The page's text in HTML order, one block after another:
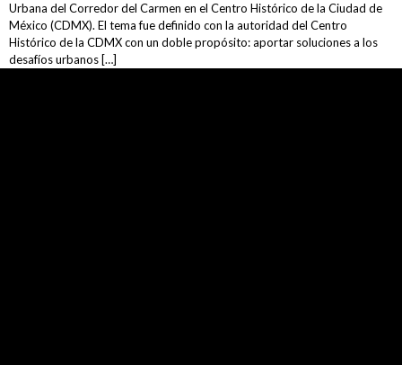
Urbana del Corredor del Carmen en el Centro Histórico de la Ciudad de
México (CDMX). El tema fue definido con la autoridad del Centro
Histórico de la CDMX con un doble propósito: aportar soluciones a los
desafíos urbanos […]